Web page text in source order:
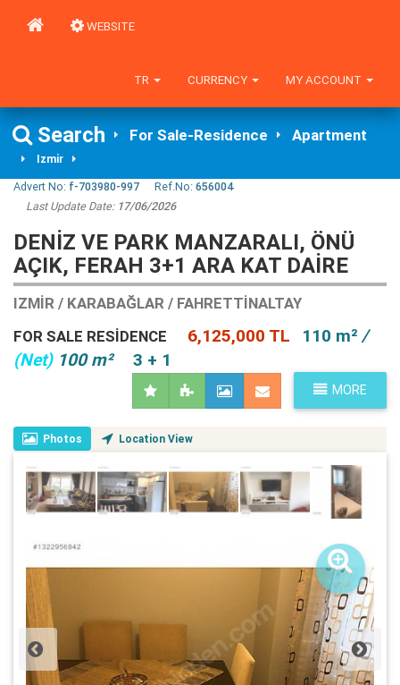
WEBSITE
MY ACCOUNT
CURRENCY
TR
Search For Sale-Residence Apartment
Izmir
Advert No: f-703980-997 Ref.No: 656004
Last Update Date: 17/06/2026
DENIZ VE PARK MANZARALI, ÖNÜ
AÇIK, FERAH 3+1 ARA KAT DAIRE
IZMIR / KARABAĞLAR / FAHRETTINALTAY
FOR SALE RESIDENCE
6,125,000 TL 110 m² /
(Net)100 m² 3 + 1
MORE
Photos Location View